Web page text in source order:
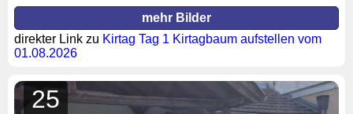
mehr Bilder
direkter Link zu Kirtag Tag 1 Kirtagbaum aufstellen vom
01.08.2026
25